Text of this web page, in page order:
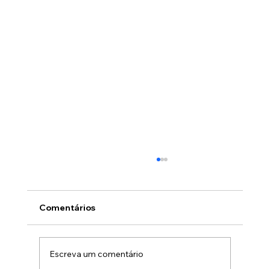
Comentários
Escreva um comentário